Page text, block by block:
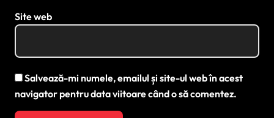
Site web
Salvează-mi numele, emailul și site-ul web în acest
navigator pentru data viitoare când o să comentez.